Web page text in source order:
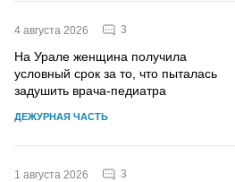
4 августа 2026 3
На Урале женщина получила
условный срок за то, что пыталась
задушить врача-педиатра
ДЕЖУРНАЯ ЧАСТЬ
1 августа 2026 3